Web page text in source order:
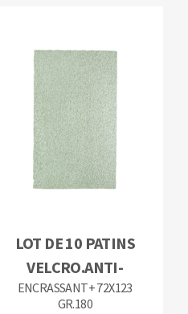
LOT DE 10 PATINS
VELCRO.ANTI-
ENCRASSANT+ 72X123
GR.180